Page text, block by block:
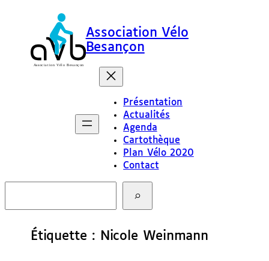
Association Vélo
Besançon
Présentation
Actualités
Agenda
Cartothèque
Plan Vélo 2020
Contact
c
Étiquette : Nicole Weinmann